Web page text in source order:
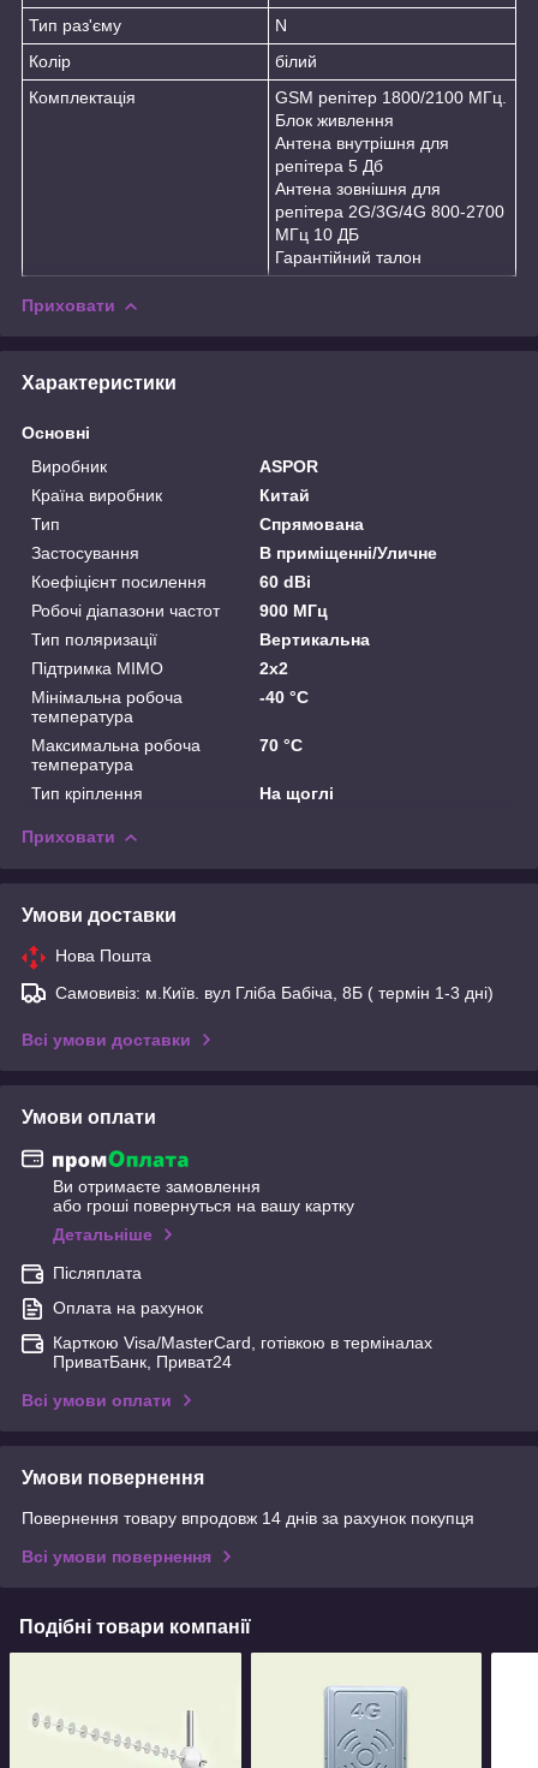
Тип раз'єму
N
Колір
білий
Комплектація
GSM репітер 1800/2100 МГц.
Блок живлення
Антена внутрішня для
репітера 5 Дб
Антена зовнішня для
репітера 2G/3G/4G 800-2700
МГц 10 ДБ
Гарантійний талон
Приховати
Характеристики
Основні
Виробник
ASPOR
Країна виробник
Китай
Тип
Спрямована
Застосування
В приміщенні/Уличне
Коефіцієнт посилення
60 dBi
Робочі діапазони частот
900 МГц
Тип поляризації
Вертикальна
Підтримка MIMO
2x2
Мінімальна робоча
температура
-40 °С
Максимальна робоча
температура
70 °С
Тип кріплення На щоглі
Приховати
Умови доставки
Нова Пошта
Самовивіз: м.Київ. вул Гліба Бабіча, 8Б ( термін 1-3 дні)
Всі умови доставки
Умови оплати
Ви отримаєте замовлення
або гроші повернуться на вашу картку
Детальніше
Післяплата
Оплата на рахунок
Карткою Visa/MasterCard, готівкою в терміналах
ПриватБанк, Приват24
Всі умови оплати
Умови повернення
Повернення товару впродовж 14 днів за рахунок покупця
Всі умови повернення
Подібні товари компанії